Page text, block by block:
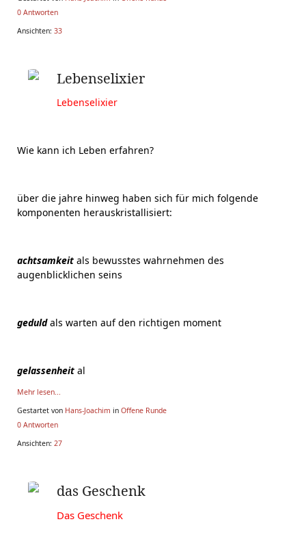
0 Antworten
Ansichten: 33
Lebenselixier
Lebenselixier
Wie kann ich Leben erfahren?
über die jahre hinweg haben sich für mich folgende
komponenten herauskristallisiert:
achtsamkeit als bewusstes wahrnehmen des
augenblicklichen seins
geduldals warten auf den richtigen moment
gelassenheit al
Mehr lesen...
Gestartet von Hans-Joachim in Offene Runde
0 Antworten
Ansichten: 27
das Geschenk
Das Geschenk